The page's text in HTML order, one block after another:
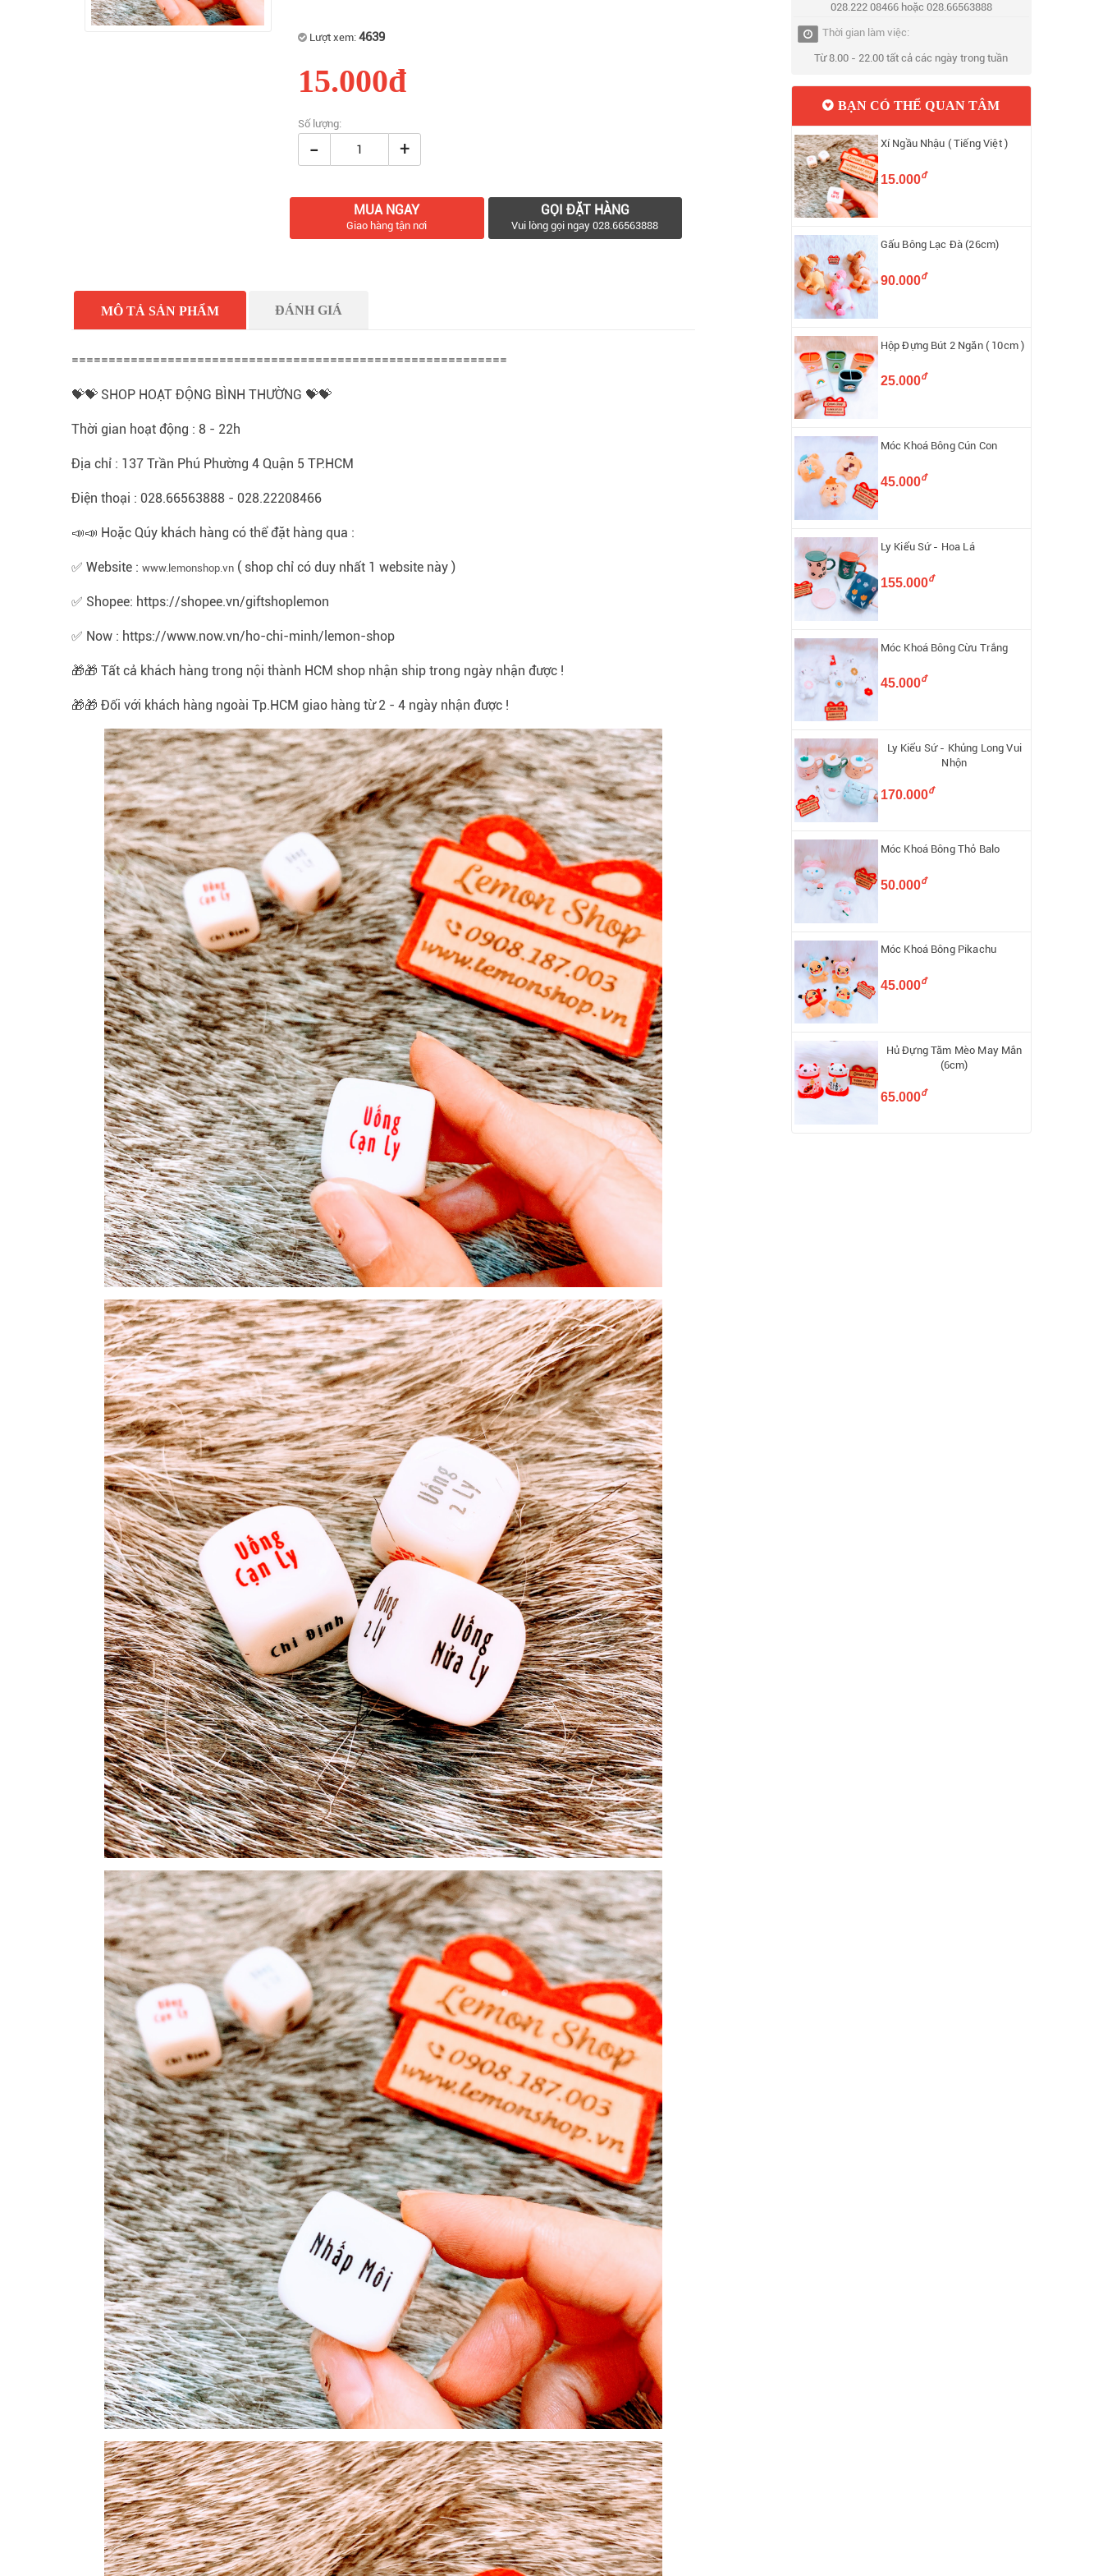
Lượt xem:4639
15.000đ
Số lượng:
- +
MUA NGAY
Giao hàng tận nơi
GỌI ĐẶT HÀNG
Vui lòng gọi ngay 028.66563888
MÔ TẢ SẢN PHẨM ĐÁNH GIÁ
===========================================================
💝💝 SHOP HOẠT ĐỘNG BÌNH THƯỜNG 💝💝
Thời gian hoạt động : 8 - 22h
Địa chỉ : 137 Trần Phú Phường 4 Quận 5 TP.HCM
Điện thoại : 028.66563888 - 028.22208466
📣📣 Hoặc Qúy khách hàng có thể đặt hàng qua :
✅ Website :www.lemonshop.vn ( shop chỉ có duy nhất 1 website này )
✅ Shopee: https://shopee.vn/giftshoplemon
✅ Now : https://www.now.vn/ho-chi-minh/lemon-shop
🎁🎁 Tất cả khách hàng trong nội thành HCM shop nhận ship trong ngày nhận được !
🎁🎁 Đối với khách hàng ngoài Tp.HCM giao hàng từ 2 - 4 ngày nhận được !
028.222 08466 hoặc 028.66563888
Thời gian làm việc:
Từ 8.00 - 22.00 tất cả các ngày trong tuần
BẠN CÓ THỂ QUAN TÂM
Xí Ngầu Nhậu ( Tiếng Việt )
15.000đ
Gấu Bông Lạc Đà (26cm)
90.000đ
Hộp Đựng Bút 2 Ngăn ( 10cm )
25.000đ
Móc Khoá Bông Cún Con
45.000đ
Ly Kiểu Sứ - Hoa Lá
155.000đ
Móc Khoá Bông Cừu Trắng
45.000đ
Ly Kiểu Sứ - Khủng Long Vui
Nhộn
170.000đ
Móc Khoá Bông Thỏ Balo
50.000đ
Móc Khoá Bông Pikachu
45.000đ
Hủ Đựng Tăm Mèo May Mắn
(6cm)
65.000đ